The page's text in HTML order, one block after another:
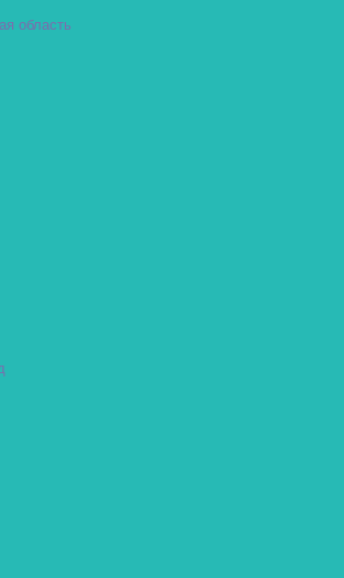
область